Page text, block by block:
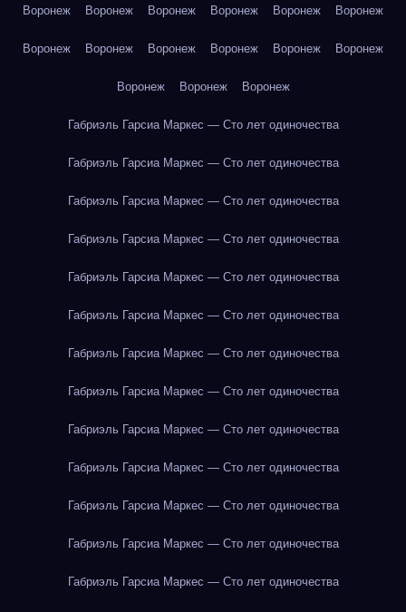
Воронеж Воронеж Воронеж Воронеж Воронеж Воронеж
Воронеж Воронеж Воронеж Воронеж Воронеж Воронеж
Воронеж Воронеж Воронеж
Габриэль Гарсиа Маркес — Сто лет одиночества
Габриэль Гарсиа Маркес — Сто лет одиночества
Габриэль Гарсиа Маркес — Сто лет одиночества
Габриэль Гарсиа Маркес — Сто лет одиночества
Габриэль Гарсиа Маркес — Сто лет одиночества
Габриэль Гарсиа Маркес — Сто лет одиночества
Габриэль Гарсиа Маркес — Сто лет одиночества
Габриэль Гарсиа Маркес — Сто лет одиночества
Габриэль Гарсиа Маркес — Сто лет одиночества
Габриэль Гарсиа Маркес — Сто лет одиночества
Габриэль Гарсиа Маркес — Сто лет одиночества
Габриэль Гарсиа Маркес — Сто лет одиночества
Габриэль Гарсиа Маркес — Сто лет одиночества